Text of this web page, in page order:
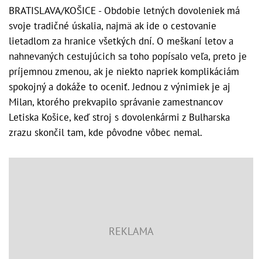
BRATISLAVA/KOŠICE - Obdobie letných dovoleniek má
svoje tradičné úskalia, najmä ak ide o cestovanie
lietadlom za hranice všetkých dní. O meškaní letov a
nahnevaných cestujúcich sa toho popísalo veľa, preto je
príjemnou zmenou, ak je niekto napriek komplikáciám
spokojný a dokáže to oceniť. Jednou z výnimiek je aj
Milan, ktorého prekvapilo správanie zamestnancov
Letiska Košice, keď stroj s dovolenkármi z Bulharska
zrazu skončil tam, kde pôvodne vôbec nemal.